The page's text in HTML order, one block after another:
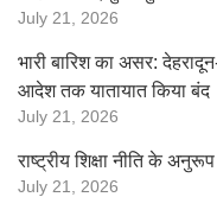
July 21, 2026
भारी बारिश का असर:
आदेश तक यातायात किया बंद
July 21, 2026
राष्ट्रीय शिक्षा नीति के
July 21, 2026